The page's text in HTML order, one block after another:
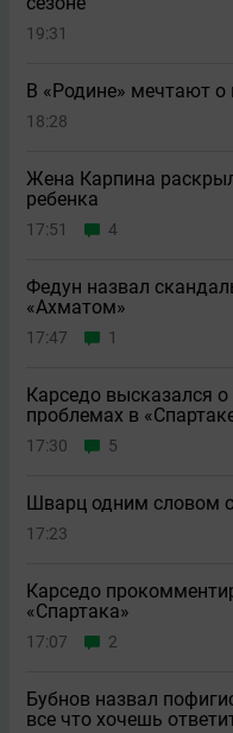
19:31
В «Родине» мечтают
18:28
Жена Карпина
ребeнка
17:51 4
Федун назвал
«Ахматом»
17:47 1
Карседо высказался
проблемах в
17:30 5
Шварц одним словом
17:23
Карседо
«Спартака»
17:07 2
Бубнов назвал
всe что хочешь